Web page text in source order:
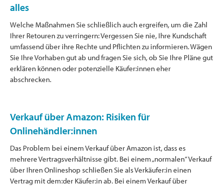
alles
Welche Maßnahmen Sie schließlich auch ergreifen, um die Zahl
Ihrer Retouren zu verringern: Vergessen Sie nie, Ihre Kundschaft
umfassend über ihre Rechte und Pflichten zu informieren. Wägen
Sie Ihre Vorhaben gut ab und fragen Sie sich, ob Sie Ihre Pläne gut
erklären können oder potenzielle Käufer:innen eher
abschrecken.
Verkauf über Amazon: Risiken für
Onlinehändler:innen
Das Problem bei einem Verkauf über Amazon ist, dass es
mehrere Vertragsverhältnisse gibt. Bei einem „normalen“ Verkauf
über Ihren Onlineshop schließen Sie als Verkäufer:in einen
Vertrag mit dem:der Käufer:in ab. Bei einem Verkauf über